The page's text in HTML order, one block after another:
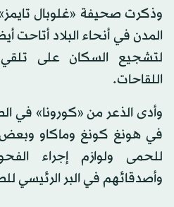
وذكرت صحيفة «غلوبال
المدن في أنحاء البلاد أتاحت
لتشجيع السكان على
اللقاحات.
وأدى الذعر من «كورونا» في
في هونغ كونغ وماكاو وبعض
للحمى ولوازم إجراء
وأصدقائهم في البر الرئيسي